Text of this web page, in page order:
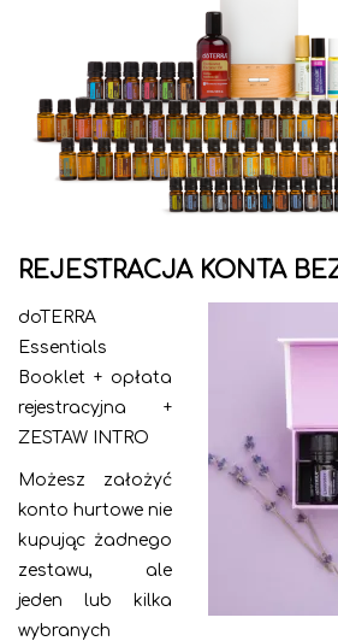
REJESTRACJA KONTA
doTERRA
Essentials
Booklet + opłata
rejestracyjna +
ZESTAW INTRO
Możesz założyć
konto hurtowe nie
kupując żadnego
zestawu, ale
jeden lub kilka
wybranych